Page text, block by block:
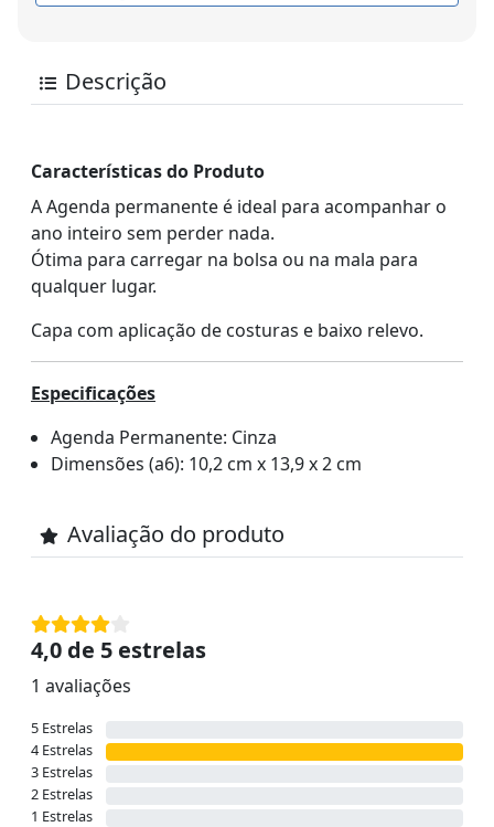
Descrição
Características do Produto
A Agenda permanente é ideal para acompanhar o
ano inteiro sem perder nada.
Ótima para carregar na bolsa ou na mala para
qualquer lugar.
Capa com aplicação de costuras e baixo relevo.
Especificações
Agenda Permanente: Cinza
Dimensões (a6): 10,2 cm x 13,9 x 2 cm
Avaliação do produto
4,0 de 5 estrelas
1 avaliações
5 Estrelas
4 Estrelas
3 Estrelas
2 Estrelas
1 Estrelas